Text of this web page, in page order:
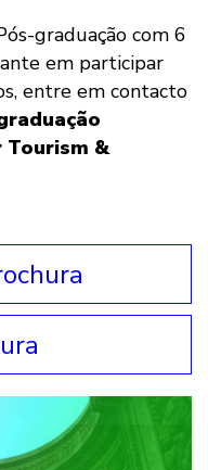
graduação com 6
em participar
entre em contacto
&